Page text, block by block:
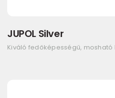
JUPOL Silver
Kiváló fedőképességű,